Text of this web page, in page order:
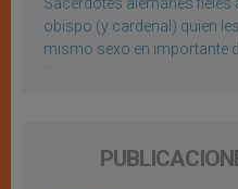
Sacerdotes alemanes
obispo (y cardenal) quien
mismo sexo en importante